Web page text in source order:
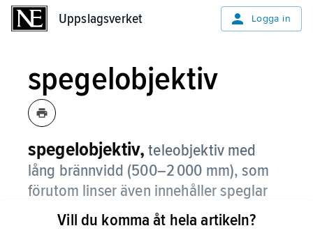
Uppslagsverket Logga in
spegelobjektiv
spegelobjektiv, teleobjektiv med
lång brännvidd (500–2 000 mm), som
förutom linser även innehåller speglar
som optiska element.
Vill du komma åt hela artikeln?